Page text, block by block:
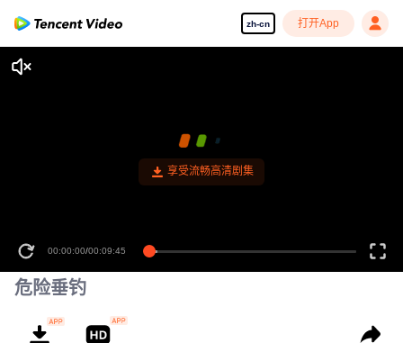
zh-cn 打开App
享受流畅高清剧集
00:00:00/00:09:45
危险垂钓